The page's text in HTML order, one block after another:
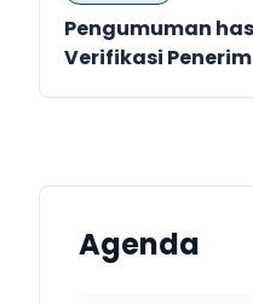
Pengumuman
Verifikasi
Agenda